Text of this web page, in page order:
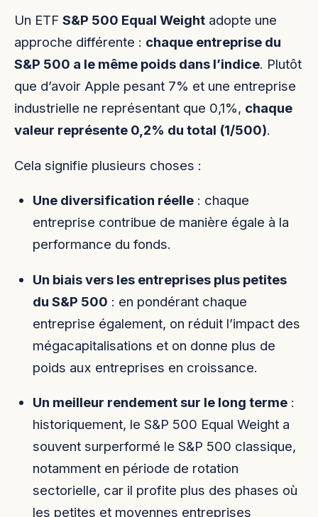
Un ETF S&P 500 Equal Weight adopte une
approche différente : chaque entreprise du
S&P 500 a le même poids dans l’indice. Plutôt
que d’avoir Apple pesant 7% et une entreprise
industrielle ne représentant que 0,1%, chaque
valeur représente 0,2% du total (1/500).
Cela signifie plusieurs choses :
Une diversification réelle: chaque
entreprise contribue de manière égale à la
performance du fonds.
Un biais vers les entreprises plus petites
du S&P 500 : en pondérant chaque
entreprise également, on réduit l’impact des
mégacapitalisations et on donne plus de
poids aux entreprises en croissance.
Un meilleur rendement sur le long terme:
historiquement, le S&P 500 Equal Weight a
souvent surperformé le S&P 500 classique,
notamment en période de rotation
sectorielle, car il profite plus des phases où
les petites et moyennes entreprises